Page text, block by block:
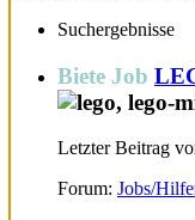
Suchergebnisse
Biete Job
Letzter Beitrag
Forum: Jobs/